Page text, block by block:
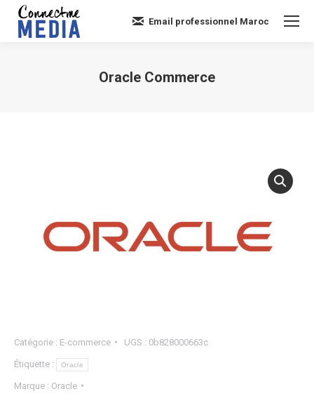
Email professionnel Maroc
Oracle Commerce
Catégorie : E-commerce UGS : 0b828000663c
Étiquette : Oracle
Marque : Oracle